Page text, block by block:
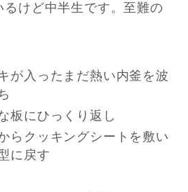
るけど中半生です。至難の
が入ったまだ熱い内釜を波
板にひっくり返し
らクッキングシートを敷い
に戻す